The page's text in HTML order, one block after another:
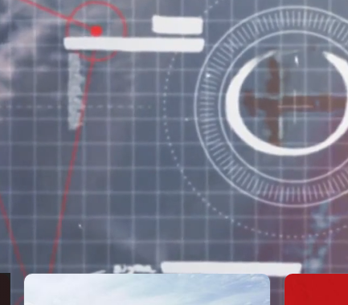
فنزويلا.. احتضار بحيرة النفط